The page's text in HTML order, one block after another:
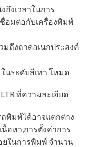
ถึงเวลาในการ
อมต่อกับเครื่องพิมพ์
ถึงถาดอเนกประสงค์
นระดับสีเทา โหมด
ที่ความละเอียด
พิมพ์ได้อาจแตกต่าง
อหา,การตั้งค่าการ
ในการพิมพ์ จำนวน